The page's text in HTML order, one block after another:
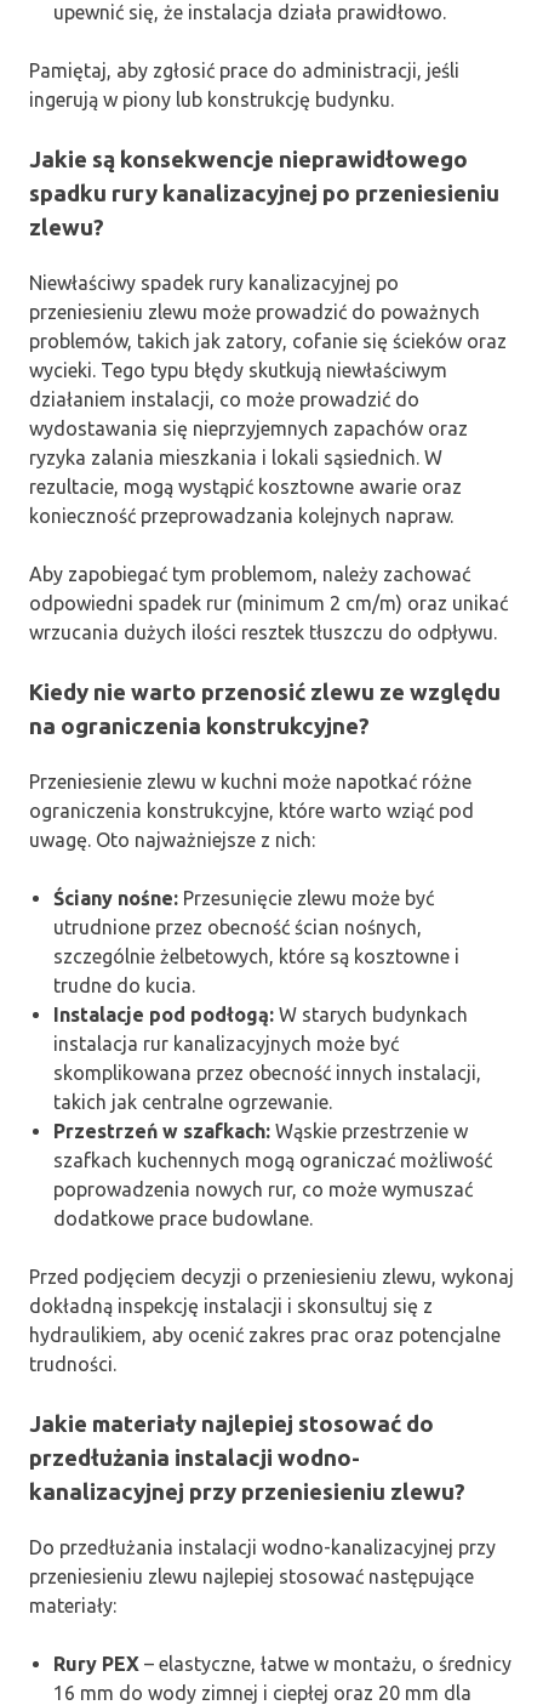
upewnić się, że instalacja działa prawidłowo.
Pamiętaj, aby zgłosić prace do administracji, jeśli
ingerują w piony lub konstrukcję budynku.
Jakie są konsekwencje nieprawidłowego
spadku rury kanalizacyjnej po przeniesieniu
zlewu?
Niewłaściwy spadek rury kanalizacyjnej po
przeniesieniu zlewu może prowadzić do poważnych
problemów, takich jak zatory, cofanie się ścieków oraz
wycieki. Tego typu błędy skutkują niewłaściwym
działaniem instalacji, co może prowadzić do
wydostawania się nieprzyjemnych zapachów oraz
ryzyka zalania mieszkania i lokali sąsiednich. W
rezultacie, mogą wystąpić kosztowne awarie oraz
konieczność przeprowadzania kolejnych napraw.
Aby zapobiegać tym problemom, należy zachować
odpowiedni spadek rur (minimum 2 cm/m) oraz unikać
wrzucania dużych ilości resztek tłuszczu do odpływu.
Kiedy nie warto przenosić zlewu ze względu
na ograniczenia konstrukcyjne?
Przeniesienie zlewu w kuchni może napotkać różne
ograniczenia konstrukcyjne, które warto wziąć pod
uwagę. Oto najważniejsze z nich:
Ściany nośne: Przesunięcie zlewu może być
utrudnione przez obecność ścian nośnych,
szczególnie żelbetowych, które są kosztowne i
trudne do kucia.
Instalacje pod podłogą: W starych budynkach
instalacja rur kanalizacyjnych może być
skomplikowana przez obecność innych instalacji,
takich jak centralne ogrzewanie.
Przestrzeń w szafkach: Wąskie przestrzenie w
szafkach kuchennych mogą ograniczać możliwość
poprowadzenia nowych rur, co może wymuszać
dodatkowe prace budowlane.
Przed podjęciem decyzji o przeniesieniu zlewu, wykonaj
dokładną inspekcję instalacji i skonsultuj się z
hydraulikiem, aby ocenić zakres prac oraz potencjalne
trudności.
Jakie materiały najlepiej stosować do
przedłużania instalacji wodno-
kanalizacyjnej przy przeniesieniu zlewu?
Do przedłużania instalacji wodno-kanalizacyjnej przy
przeniesieniu zlewu najlepiej stosować następujące
materiały:
Rury PEX – elastyczne, łatwe w montażu, o średnicy
16 mm do wody zimnej i ciepłej oraz 20 mm dla